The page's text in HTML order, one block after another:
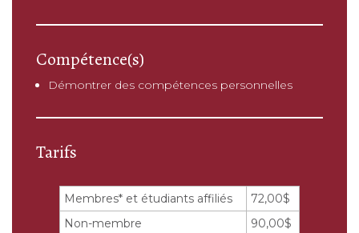
Compétence(s)
Démontrer des compétences personnelles
Tarifs
Membres* et étudiants affiliés
72,00$
Non-membre
90,00$